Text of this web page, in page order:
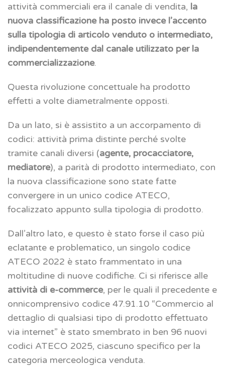
attività commerciali era il canale di vendita, la
nuova classificazione ha posto invece l’accento
sulla tipologia di articolo venduto o intermediato,
indipendentemente dal canale utilizzato per la
commercializzazione.
Questa rivoluzione concettuale ha prodotto
effetti a volte diametralmente opposti.
Da un lato, si è assistito a un accorpamento di
codici: attività prima distinte perché svolte
tramite canali diversi (agente, procacciatore,
mediatore), a parità di prodotto intermediato, con
la nuova classificazione sono state fatte
convergere in un unico codice ATECO,
focalizzato appunto sulla tipologia di prodotto.
Dall’altro lato, e questo è stato forse il caso più
eclatante e problematico, un singolo codice
ATECO 2022 è stato frammentato in una
moltitudine di nuove codifiche. Ci si riferisce alle
attività di e-commerce, per le quali il precedente e
onnicomprensivo codice 47.91.10 “Commercio al
dettaglio di qualsiasi tipo di prodotto effettuato
via internet” è stato smembrato in ben 96 nuovi
codici ATECO 2025, ciascuno specifico per la
categoria merceologica venduta.